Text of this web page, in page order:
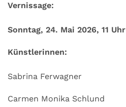
Vernissage:
Sonntag, 24. Mai 2026, 11 Uhr
Künstlerinnen:
Sabrina Ferwagner
Carmen Monika Schlund